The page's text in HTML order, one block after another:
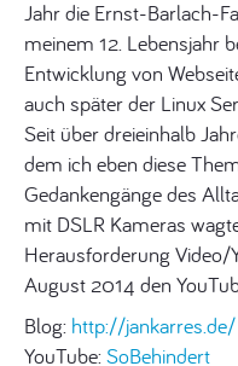
Jahr die Ernst-Barlach-
meinem 12. Lebensjahr
Entwicklung von
auch später der Linux
Seit über dreieinhalb
dem ich eben diese
Gedankengänge des
mit DSLR Kameras
Herausforderung Video/
August 2014 den
Blog: http://jankarres.de/
YouTube:SoBehindert